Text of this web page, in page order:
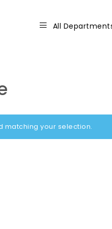
All
matching your selection.